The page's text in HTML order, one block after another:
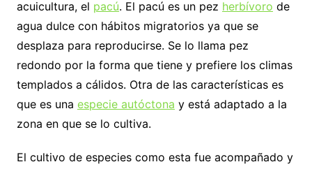
acuicultura, el pacú. El pacú es un pez herbívoro de
agua dulce con hábitos migratorios ya que se
desplaza para reproducirse. Se lo llama pez
redondo por la forma que tiene y prefiere los climas
templados a cálidos. Otra de las características es
que es una especie autóctona y está adaptado a la
zona en que se lo cultiva.
El cultivo de especies como esta fue acompañado y